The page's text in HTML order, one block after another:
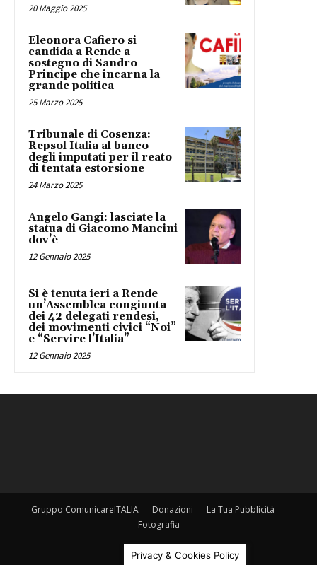
20 Maggio 2025
Eleonora Cafiero si
candida a Rende a
sostegno di Sandro
Principe che incarna la
grande politica
25 Marzo 2025
Tribunale di Cosenza:
Repsol Italia al banco
degli imputati per il reato
di tentata estorsione
24 Marzo 2025
Angelo Gangi: lasciate la
statua di Giacomo Mancini
dov’è
12 Gennaio 2025
Si è tenuta ieri a Rende
un’Assemblea congiunta
dei 42 delegati rendesi,
dei movimenti civici “Noi”
e “Servire l’Italia”
12 Gennaio 2025
Gruppo ComunicareITALIA Donazioni
La Tua Pubblicità
Fotografia
Privacy & Cookies Policy